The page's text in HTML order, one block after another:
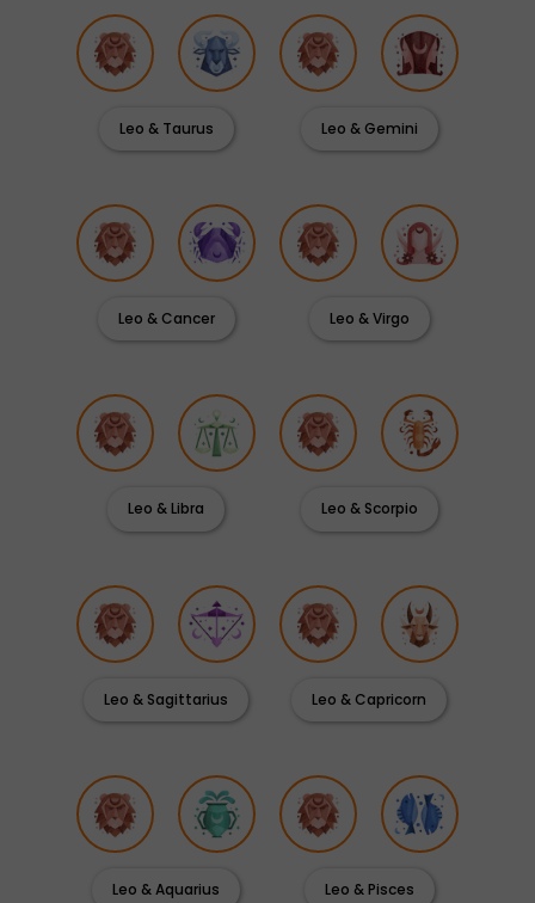
Leo & Taurus Leo & Gemini
Leo & Cancer Leo & Virgo
Leo & Libra Leo & Scorpio
Leo & Sagittarius Leo & Capricorn
Leo & Aquarius Leo & Pisces